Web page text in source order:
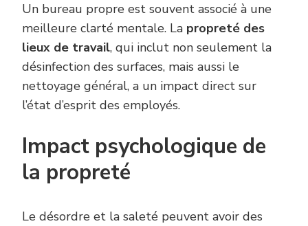
Un bureau propre est souvent associé à une
meilleure clarté mentale. La propreté des
lieux de travail, qui inclut non seulement la
désinfection des surfaces, mais aussi le
nettoyage général, a un impact direct sur
l’état d’esprit des employés.
Impact psychologique de
la propreté
Le désordre et la saleté peuvent avoir des